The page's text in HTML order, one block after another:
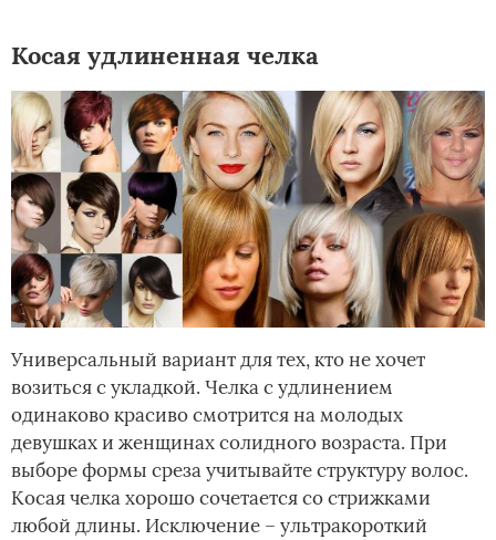
Косая удлиненная челка
Универсальный вариант для тех, кто не хочет
возиться с укладкой. Челка с удлинением
одинаково красиво смотрится на молодых
девушках и женщинах солидного возраста. При
выборе формы среза учитывайте структуру волос.
Косая челка хорошо сочетается со стрижками
любой длины. Исключение – ультракороткий